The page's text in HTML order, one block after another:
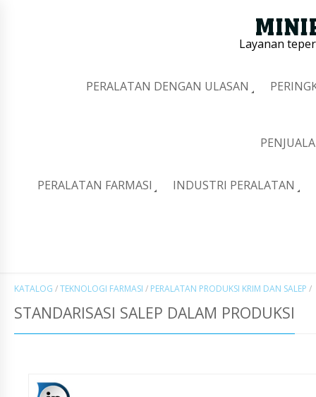
Layanan
PERALATAN DENGAN ULASAN
PERALATAN FARMASI INDUSTRI PERALATAN
KATALOG /TEKNOLOGI FARMASI / PERALATAN PRODUKSI KRIM DAN SALEP /
STANDARISASI SALEP DALAM PRODUKSI